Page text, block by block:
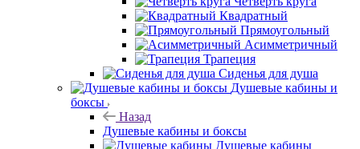
Квадратный
Прямоугольный
Асимметричный
Трапеция
Сиденья для душа
Душевые кабины и
боксы
Назад
Душевые кабины и боксы
Душевые кабины